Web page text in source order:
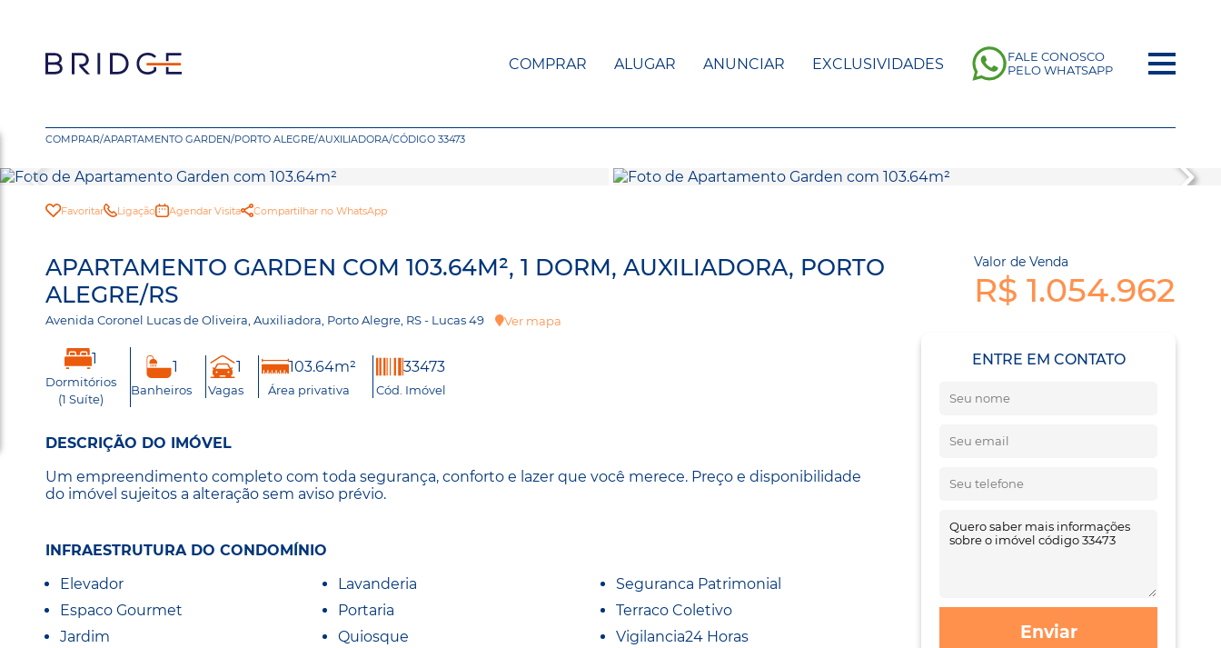
COMPRAR ALUGAR ANUNCIAR EXCLUSIVIDADES
FALE CONOSCO
PELO WHATSAPP
COMPRAR/APARTAMENTO GARDEN/PORTO ALEGRE/AUXILIADORA/CÓDIGO 33473
Favoritar Ligação Agendar Visita Compartilhar no WhatsApp
APARTAMENTO GARDEN COM 103.64M², 1 DORM, AUXILIADORA, PORTO
ALEGRE/RS
Avenida Coronel Lucas de Oliveira, Auxiliadora, Porto Alegre, RS - Lucas 49 Ver mapa
Valor de Venda
R$ 1.054.962
1
Dormitórios
(1 Suíte)
1
Banheiros
1
Vagas
103.64m²
Área privativa
33473
Cód. Imóvel
DESCRIÇÃO DO IMÓVEL
Um empreendimento completo com toda segurança, conforto e lazer que você merece. Preço e disponibilidade
do imóvel sujeitos a alteração sem aviso prévio.
INFRAESTRUTURA DO CONDOMÍNIO
Elevador
Espaco Gourmet
Jardim
Lavanderia
Portaria
Quiosque
Seguranca Patrimonial
Terraco Coletivo
Vigilancia24 Horas
ENTRE EM CONTATO
Enviar